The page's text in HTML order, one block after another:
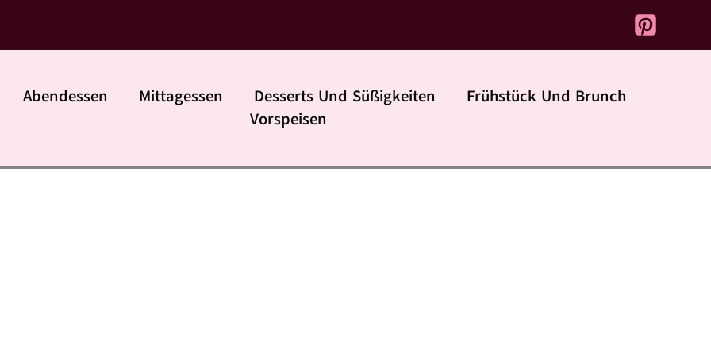
Abendessen Mittagessen Desserts Und Süßigkeiten
Frühstück Und Brunch
Vorspeisen